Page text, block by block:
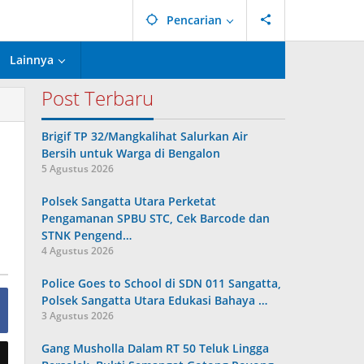
Pencarian
Lainnya
Post Terbaru
Brigif TP 32/Mangkalihat Salurkan Air
Bersih untuk Warga di Bengalon
5 Agustus 2026
Polsek Sangatta Utara Perketat
Pengamanan SPBU STC, Cek Barcode dan
STNK Pengend…
4 Agustus 2026
Police Goes to School di SDN 011 Sangatta,
Polsek Sangatta Utara Edukasi Bahaya …
3 Agustus 2026
Gang Musholla Dalam RT 50 Teluk Lingga